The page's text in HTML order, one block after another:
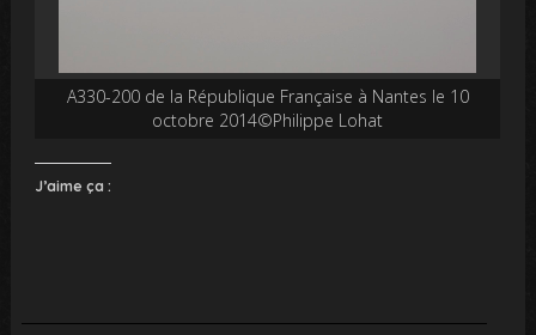
A330-200 de la République Française à Nantes le 10
octobre 2014©Philippe Lohat
J’aime ça :